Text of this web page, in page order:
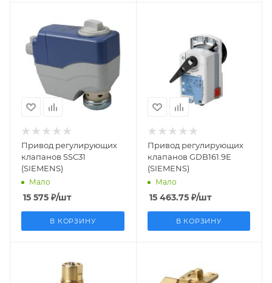
BPZ:SSC31
Вес, кг
0.326
Страна
производства
Китай
Привод регулирующих
клапанов SSC31
(SIEMENS)
Мало
15 575 ₽/шт
В КОРЗИНУ
Страна
производства
Швейцария
Привод регулирующих
клапанов GDB161.9E
(SIEMENS)
Мало
15 463.75₽/шт
В КОРЗИНУ
BPZ:VXG44.20-6.3 BPZ:VBI61.20-6.3